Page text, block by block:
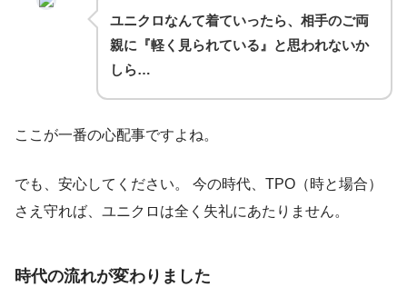
ユニクロなんて着ていったら、相手のご両
親に『軽く見られている』と思われないか
しら…
ここが一番の心配事ですよね。
でも、安心してください。 今の時代、TPO（時と場合）
さえ守れば、ユニクロは全く失礼にあたりません。
時代の流れが変わりました